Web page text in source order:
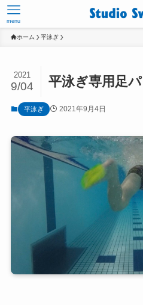
menu
ホーム 平泳ぎ
平泳ぎ専用足
2021
9/04
平泳ぎ 2021年9月4日